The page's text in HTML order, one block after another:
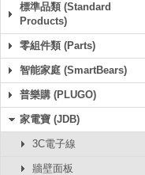
標準品類 (Standard
Products)
零組件類 (Parts)
智能家庭 (SmartBears)
普樂購 (PLUGO)
家電寶 (JDB)
3C電子線
牆壁面板